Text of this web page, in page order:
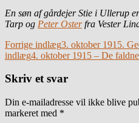
En søn af gårdejer Stie i Ullerup
Tarp og Peter Osterfra Vester
Indlægsnavigation
Forrige indlæg3. oktober 1915.
indlæg4. oktober 1915 – De faldne
Skriv et svar
Din e-mailadresse vil ikke blive
markeret med *